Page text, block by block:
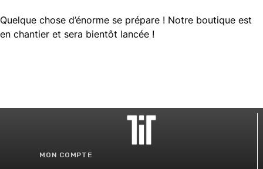
Quelque chose d’énorme se prépare ! Notre boutique est
en chantier et sera bientôt lancée !
MON COMPTE